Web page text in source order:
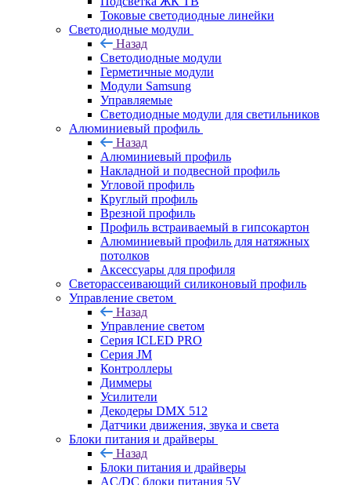
Токовые светодиодные линейки
Светодиодные модули
Назад
Светодиодные модули
Герметичные модули
Модули Samsung
Управляемые
Светодиодные модули для светильников
Алюминиевый профиль
Назад
Алюминиевый профиль
Накладной и подвесной профиль
Угловой профиль
Круглый профиль
Врезной профиль
Профиль встраиваемый в гипсокартон
Алюминиевый профиль для натяжных
потолков
Аксессуары для профиля
Светорассеивающий силиконовый профиль
Управление светом
Назад
Управление светом
Серия ICLED PRO
Серия JM
Контроллеры
Диммеры
Усилители
Декодеры DMX 512
Датчики движения, звука и света
Блоки питания и драйверы
Назад
Блоки питания и драйверы
AC/DC блоки питания 5V